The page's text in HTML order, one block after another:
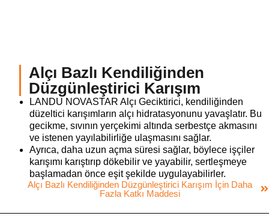
Alçı Bazlı Kendiliğinden
Düzgünleştirici Karışım
LANDU NOVASTAR Alçı Geciktirici, kendiliğinden
düzeltici karışımların alçı hidratasyonunu yavaşlatır. Bu
gecikme, sıvının yerçekimi altında serbestçe akmasını
ve istenen yayılabilirliğe ulaşmasını sağlar.
Ayrıca, daha uzun açma süresi sağlar, böylece işçiler
karışımı karıştırıp dökebilir ve yayabilir, sertleşmeye
başlamadan önce eşit şekilde uygulayabilirler.
Alçı Bazlı Kendiliğinden Düzgünleştirici Karışım İçin Daha
Fazla Katkı Maddesi